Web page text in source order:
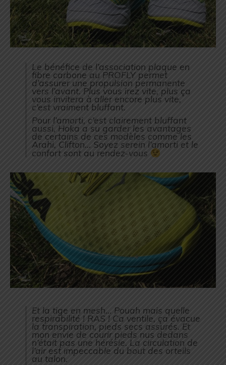
Le bénéfice de l’association plaque en
fibre carbone au PROFLY permet
d’assurer une propulsion permanente
vers l’avant. Plus vous irez vite, plus ça
vous invitera à aller encore plus vite,
c’est vraiment bluffant.
Pour l’amorti, c’est clairement bluffant
aussi, Hoka a su garder les avantages
de certains de ces modèles comme les
Arahi, Clifton… Soyez serein l’amorti et le
confort sont au rendez-vous
Et la tige en mesh… Pouah mais quelle
respirabilité ! RAS ! Ca ventile, ça évacue
la transpiration, pieds secs assurés. Et
mon envie de courir pieds nus dedans
n’était pas une hérésie. La circulation de
l’air est impeccable du bout des orteils
au talon.